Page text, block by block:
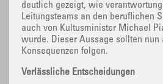
deutlich gezeigt, wie
Leitungsteams an den beruflichen
auch von Kultusminister Michael
wurde. Dieser Aussage sollten nun
Konsequenzen folgen.
Verlässliche Entscheidungen